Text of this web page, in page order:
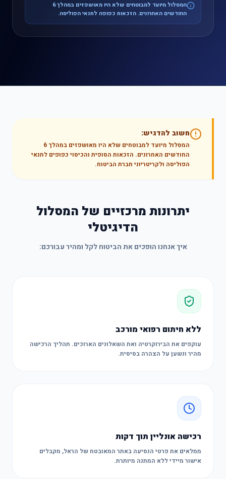
המסלול מיועד למבוטחים שלא היו מאושפזים במהלך 6
החודשים האחרונים. הזכאות כפופה לתנאי הפוליסה.
חשוב להדגיש:
המסלול מיועד למבוטחים שלא היו מאושפזים במהלך 6
החודשים האחרונים. הזכאות הסופית והכיסוי כפופים לתנאי
הפוליסה ולקריטריוני חברת הביטוח.
יתרונות מרכזיים של המסלול
הדיגיטלי
איך אנחנו הופכים את הביטוח לקל ומהיר עבורכם:
ללא חיתום רפואי מורכב
עוקפים את הבירוקרטיה ואת השאלונים הארוכים. תהליך הרכישה
מהיר ונשען על הצהרה בסיסית.
רכישה אונליין תוך דקות
ממלאים את פרטי הנסיעה באתר המאובטח של הראל, מקבלים
אישור מיידי ללא המתנה מיותרת.